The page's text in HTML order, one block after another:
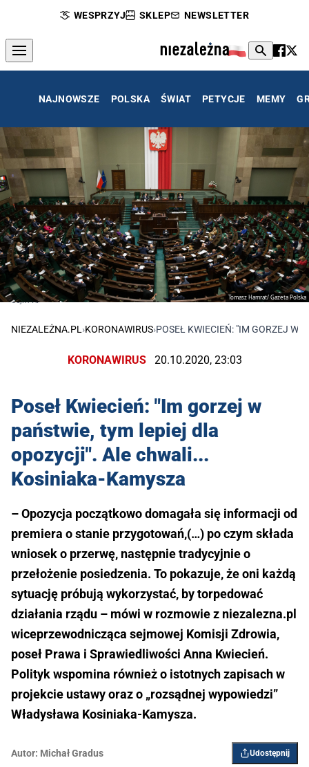
WESPRZYJ SKLEP NEWSLETTER
NAJNOWSZE POLSKA ŚWIAT PETYCJE MEMY
Tomasz Hamrat/ Gazeta Polska
Sejm RP
NIEZALEŻNA.PL›KORONAWIRUS›POSEŁ KWIECIEŃ: "IM GORZEJ W
KORONAWIRUS 20.10.2020, 23:03
Poseł Kwiecień: "Im gorzej w
państwie, tym lepiej dla
opozycji". Ale chwali...
Kosiniaka-Kamysza
– Opozycja początkowo domagała się informacji od
premiera o stanie przygotowań,(…) po czym składa
wniosek o przerwę, następnie tradycyjnie o
przełożenie posiedzenia. To pokazuje, że oni każdą
sytuację próbują wykorzystać, by torpedować
działania rządu – mówi w rozmowie z niezalezna.pl
wiceprzewodnicząca sejmowej Komisji Zdrowia,
poseł Prawa i Sprawiedliwości Anna Kwiecień.
Polityk wspomina również o istotnych zapisach w
projekcie ustawy oraz o „rozsądnej wypowiedzi”
Władysława Kosiniaka-Kamysza.
Autor: Michał Gradus Udostępnij